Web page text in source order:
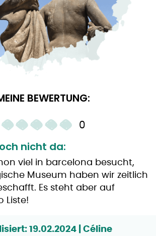
BEWERTUNG:
0
nicht da:
viel in barcelona besucht,
Museum haben wir zeitlich
Es steht aber auf
Liste!
19.02.2024 | Céline